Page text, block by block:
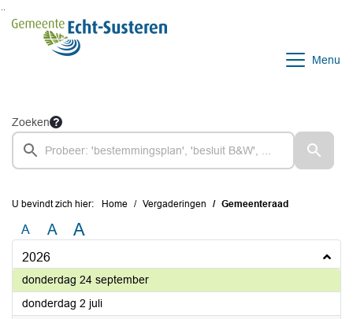
Ga naar de inhoud van deze pagina
Ga naar het zoeken
Ga naar het menu
Menu
Zoeken
U bevindt zich hier: Home Vergaderingen Gemeenteraad
A A A
2026
donderdag 24 september2026
donderdag 2 juli2026